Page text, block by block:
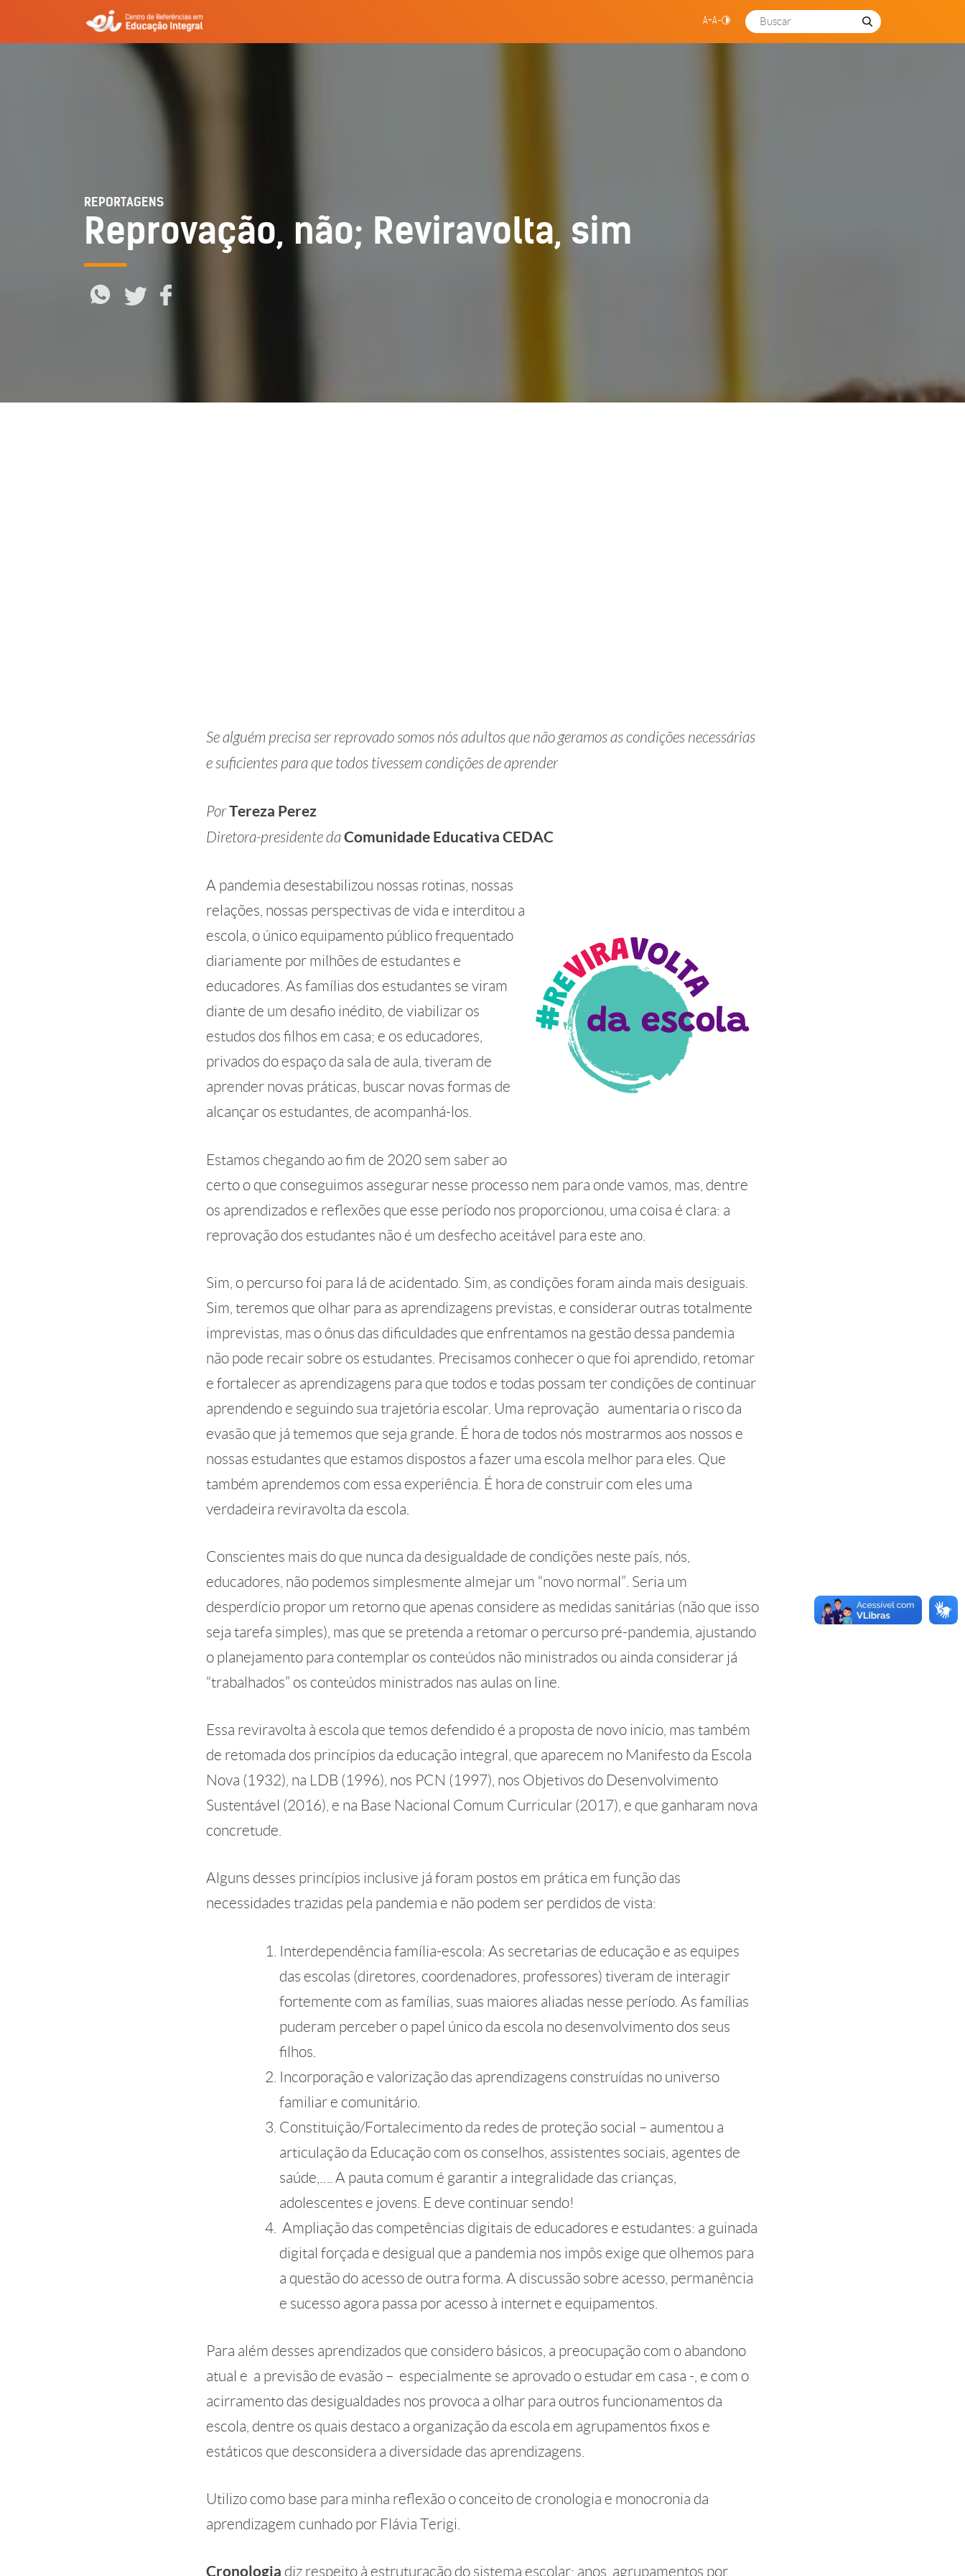
A+A-
REPORTAGENS
Reprovação, não; Reviravolta, sim
Se alguém precisa ser reprovado somos nós adultos que não geramos as condições necessárias
e suficientes para que todos tivessem condições de aprender
PorTereza Perez
Diretora-presidente daComunidade Educativa CEDAC
A pandemia desestabilizou nossas rotinas, nossas
relações, nossas perspectivas de vida e interditou a
escola, o único equipamento público frequentado
diariamente por milhões de estudantes e
educadores. As famílias dos estudantes se viram
diante de um desafio inédito, de viabilizar os
estudos dos filhos em casa; e os educadores,
privados do espaço da sala de aula, tiveram de
aprender novas práticas, buscar novas formas de
alcançar os estudantes, de acompanhá-los.
Estamos chegando ao fim de 2020 sem saber ao
certo o que conseguimos assegurar nesse processo nem para onde vamos, mas, dentre
os aprendizados e reflexões que esse período nos proporcionou, uma coisa é clara: a
reprovação dos estudantes não é um desfecho aceitável para este ano.
Sim, o percurso foi para lá de acidentado. Sim, as condições foram ainda mais desiguais.
Sim, teremos que olhar para as aprendizagens previstas, e considerar outras totalmente
imprevistas, mas o ônus das dificuldades que enfrentamos na gestão dessa pandemia
não pode recair sobre os estudantes. Precisamos conhecer o que foi aprendido, retomar
e fortalecer as aprendizagens para que todos e todas possam ter condições de continuar
aprendendo e seguindo sua trajetória escolar. Uma reprovação aumentaria o risco da
evasão que já tememos que seja grande. É hora de todos nós mostrarmos aos nossos e
nossas estudantes que estamos dispostos a fazer uma escola melhor para eles. Que
também aprendemos com essa experiência. É hora de construir com eles uma
verdadeira reviravolta da escola.
Conscientes mais do que nunca da desigualdade de condições neste país, nós,
educadores, não podemos simplesmente almejar um “novo normal”. Seria um
desperdício propor um retorno que apenas considere as medidas sanitárias (não que isso
seja tarefa simples), mas que se pretenda a retomar o percurso pré-pandemia, ajustando
o planejamento para contemplar os conteúdos não ministrados ou ainda considerar já
“trabalhados” os conteúdos ministrados nas aulas on line.
Essa reviravolta à escola que temos defendido é a proposta de novo início, mas também
de retomada dos princípios da educação integral, que aparecem no Manifesto da Escola
Nova (1932), na LDB (1996), nos PCN (1997), nos Objetivos do Desenvolvimento
Sustentável (2016), e na Base Nacional Comum Curricular (2017), e que ganharam nova
concretude.
Alguns desses princípios inclusive já foram postos em prática em função das
necessidades trazidas pela pandemia e não podem ser perdidos de vista:
Interdependência família-escola: As secretarias de educação e as equipes
das escolas (diretores, coordenadores, professores) tiveram de interagir
fortemente com as famílias, suas maiores aliadas nesse período. As famílias
puderam perceber o papel único da escola no desenvolvimento dos seus
filhos.
Incorporação e valorização das aprendizagens construídas no universo
familiar e comunitário.
Constituição/Fortalecimento da redes de proteção social – aumentou a
articulação da Educação com os conselhos, assistentes sociais, agentes de
saúde,…. A pauta comum é garantir a integralidade das crianças,
adolescentes e jovens. E deve continuar sendo!
Ampliação das competências digitais de educadores e estudantes: a guinada
digital forçada e desigual que a pandemia nos impôs exige que olhemos para
a questão do acesso de outra forma. A discussão sobre acesso, permanência
e sucesso agora passa por acesso à internet e equipamentos.
Para além desses aprendizados que considero básicos, a preocupação com o abandono
atual e a previsão de evasão – especialmente se aprovado o estudar em casa -, e com o
acirramento das desigualdades nos provoca a olhar para outros funcionamentos da
escola, dentre os quais destaco a organização da escola em agrupamentos fixos e
estáticos que desconsidera a diversidade das aprendizagens.
Utilizo como base para minha reflexão o conceito de cronologia e monocronia da
aprendizagem cunhado por Flávia Terigi.
Cronologia diz respeito à estruturação do sistema escolar: anos, agrupamentos por